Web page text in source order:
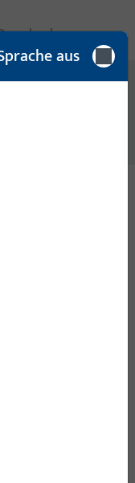
MASS A=
R-
aus